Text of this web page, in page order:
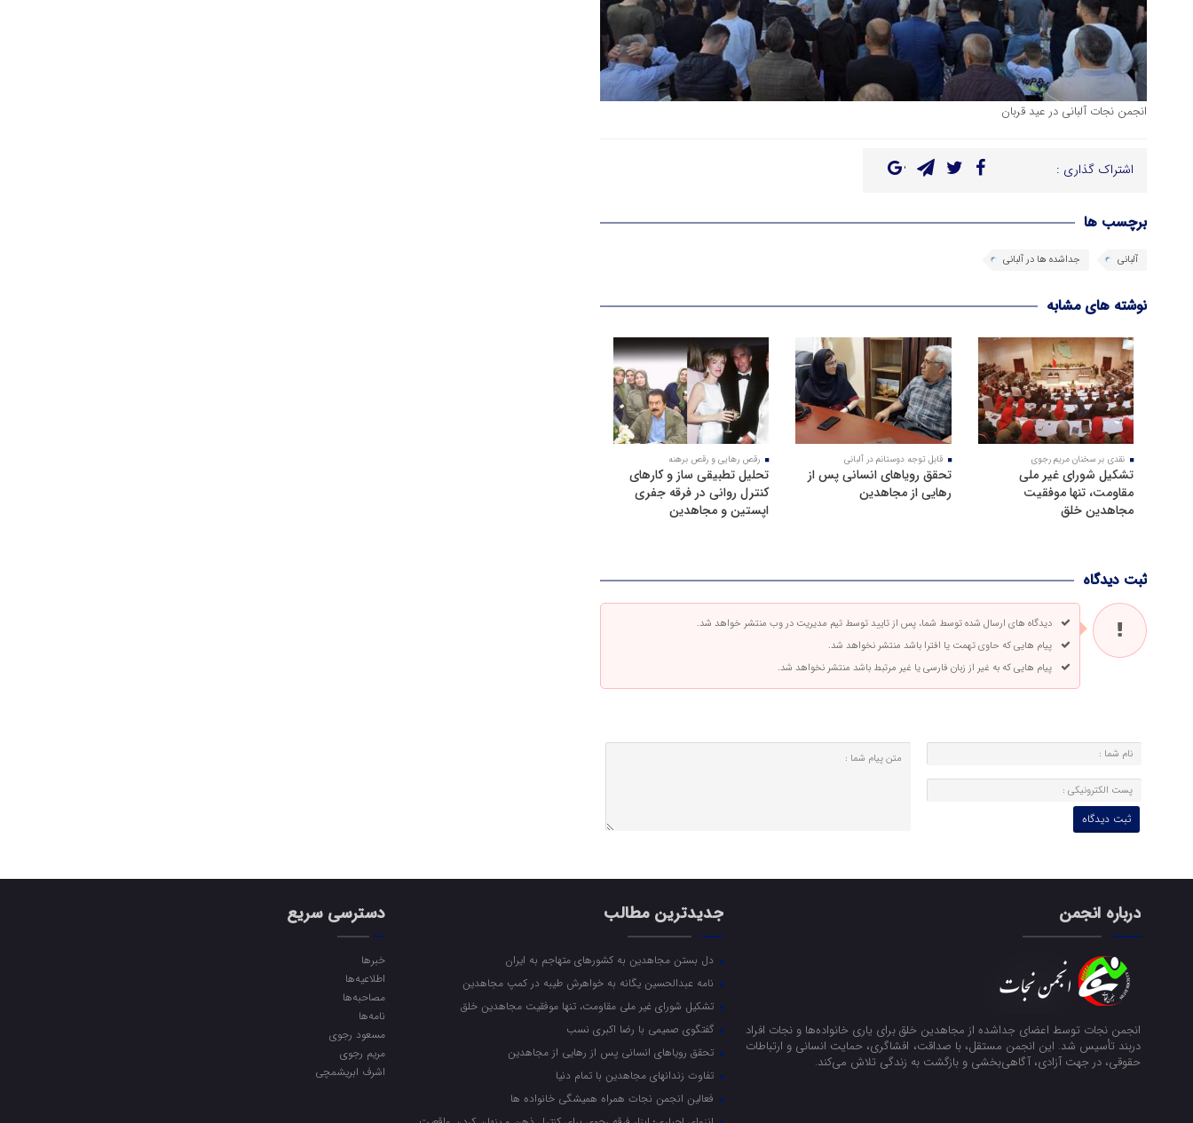
انجمن نجات آلبانی در عید قربان
اشتراک گذاری :
برچسب ها
آلبانی جداشده ها در آلبانی
نوشته های مشابه
نقدی بر سخنان مریم رجوی
تشکیل شورای غیر ملی
مقاومت، تنها موفقیت
مجاهدین خلق
قابل توجه دوستانم در آلبانی
تحقق رویاهای انسانی پس از
رهایی از مجاهدین
رقص رهایی و رقص برهنه
تحلیل تطبیقی ساز و کارهای
کنترل روانی در فرقه جفری
اپستین و مجاهدین
ثبت دیدگاه
دیدگاه های ارسال شده توسط شما، پس از تایید توسط تیم مدیریت در وب منتشر خواهد شد.
پیام هایی که حاوی تهمت یا افترا باشد منتشر نخواهد شد.
پیام هایی که به غیر از زبان فارسی یا غیر مرتبط باشد منتشر نخواهد شد.
درباره انجمن
انجمن نجات توسط اعضای جداشده از مجاهدین خلق برای یاری خانواده‌ها و نجات افراد
دربند تأسیس شد. این انجمن مستقل، با صداقت، افشاگری، حمایت انسانی و ارتباطات
حقوقی، در جهت آزادی، آگاهی‌بخشی و بازگشت به زندگی تلاش می‌کند.
جدیدترین مطالب
دل بستن مجاهدین به کشورهای متهاجم به ایران
نامه عبدالحسین یگانه به خواهرش طیبه در کمپ مجاهدین
تشکیل شورای غیر ملی مقاومت، تنها موفقیت مجاهدین خلق
گفتگوی صمیمی با رضا اکبری نسب
تحقق رویاهای انسانی پس از رهایی از مجاهدین
تفاوت زندانهای مجاهدین با تمام دنیا
فعالین انجمن نجات همراه همیشگی خانواده ها
دسترسی سریع
خبرها
اطلاعیه‌ها
مصاحبه‌ها
نامه‌ها
مسعود رجوی
مریم رجوی
اشرف ابریشمچی